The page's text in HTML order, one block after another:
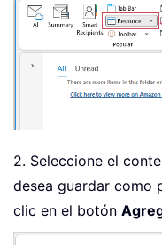
2. Seleccione el
desea guardar como
clic en el botón